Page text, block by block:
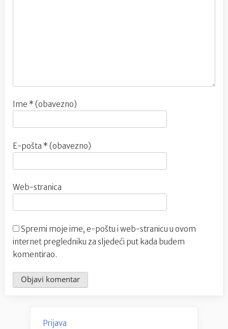
Ime * (obavezno)
E-pošta * (obavezno)
Web-stranica
Spremi moje ime, e-poštu i web-stranicu u ovom
internet pregledniku za sljedeći put kada budem
komentirao.
Prijava